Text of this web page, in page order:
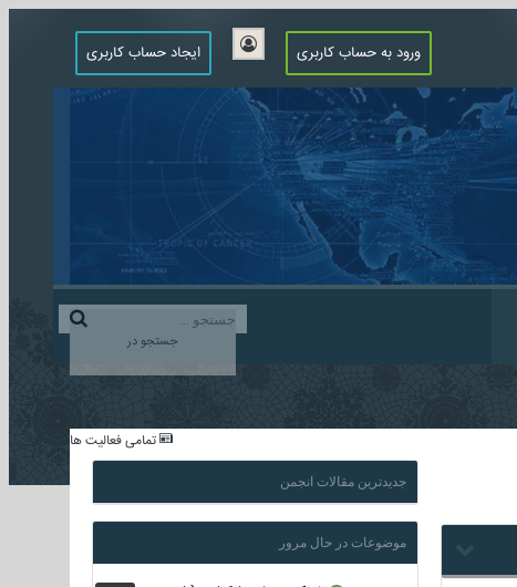
ورود به حساب کاربری ایجاد حساب کاربری
جستجو در
تمامی فعالیت ها
جدیدترین مقالات انجمن
موضوعات در حال مرور